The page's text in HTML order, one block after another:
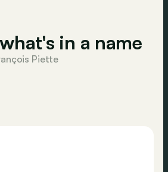
in a name
Piette